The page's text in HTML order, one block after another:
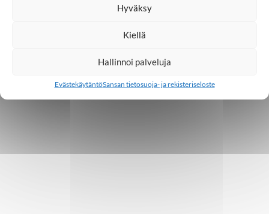
Hyväksy
Kiellä
Hallinnoi palveluja
EvästekäytäntöSansan tietosuoja- ja rekisteriseloste